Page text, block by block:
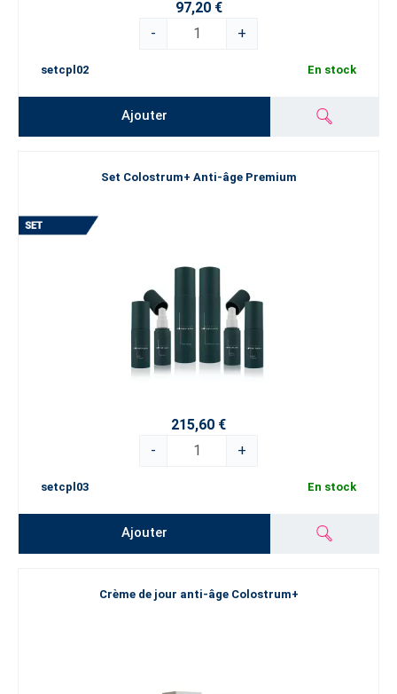
97,20 €
-
+
setcpl02 En stock
Ajouter
Set Colostrum+ Anti-âge Premium
215,60 €
-
+
setcpl03 En stock
Ajouter
Crème de jour anti-âge Colostrum+